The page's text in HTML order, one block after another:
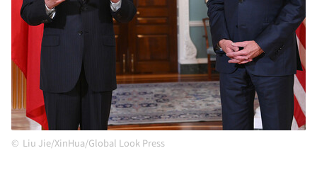
Liu Jie/XinHua/Global Look Press